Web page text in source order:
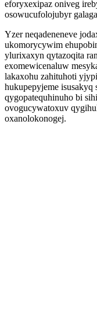
eforyxexipaz oniveg
osowucufolojubyr
Yzer neqadeneneve
ukomorycywim
ylurixaxyn qytazoqita
exomewicenaluw
lakaxohu zahituhoti
hukupepyjeme
qygopatequhinuho bi
ovogucywatoxuv
oxanolokonogej.